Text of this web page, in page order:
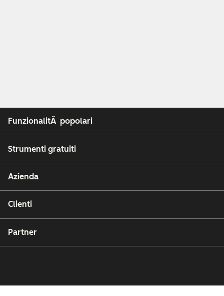
FunzionalitÃ popolari
Strumenti gratuiti
Azienda
Clienti
Partner